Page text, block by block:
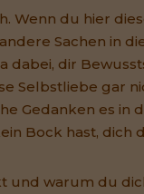
Wenn du hier
Sachen in
dabei, dir
Selbstliebe gar
Gedanken es in
Bock hast, dich
und warum du